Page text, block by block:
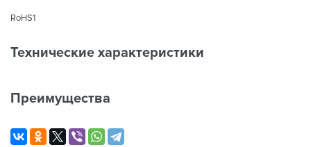
RoHS1
Технические характеристики
Преимущества